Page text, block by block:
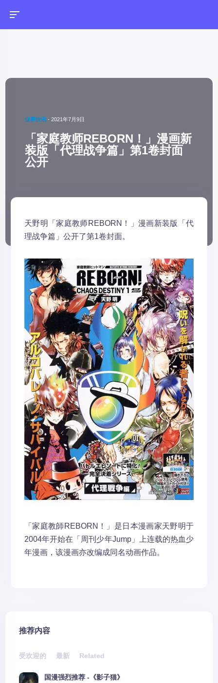
业界快讯 -2021年7月9日
「家庭教师REBORN！」漫画新
装版「代理战争篇」第1卷封面
公开
天野明「家庭教师REBORN！」漫画新装版「代
理战争篇」公开了第1卷封面。
「家庭教師REBORN！」是日本漫画家天野明于
2004年开始在「周刊少年Jump」上连载的热血少
年漫画，该漫画亦改编成同名动画作品。
推荐内容
受欢迎的 最新 Related
国漫强烈推荐 -《影子猫》